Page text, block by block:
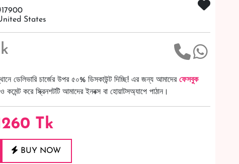
States
ডেলিভারি চার্জের উপর ৫০% ডিসকাউন্ট দিচ্ছি! এর জন্য আমাদের ফেসবুক
করে স্ক্রিনশটটি আমাদের ইনবক্স বা হোয়াটসঅ্যাপে পাঠান।
Tk
BUY NOW